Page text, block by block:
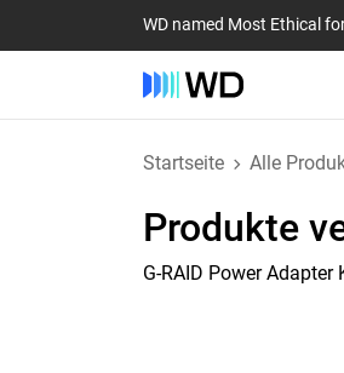
WD named Most Ethical
Startseite Alle
Produkte
G-RAID Power Adapter